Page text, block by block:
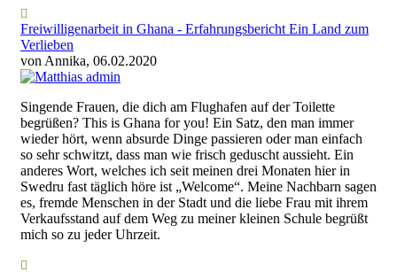
Freiwilligenarbeit in Ghana - Erfahrungsbericht Ein Land zum
Verlieben
von Annika, 06.02.2020
Singende Frauen, die dich am Flughafen auf der Toilette
begrüßen? This is Ghana for you! Ein Satz, den man immer
wieder hört, wenn absurde Dinge passieren oder man einfach
so sehr schwitzt, dass man wie frisch geduscht aussieht. Ein
anderes Wort, welches ich seit meinen drei Monaten hier in
Swedru fast täglich höre ist „Welcome“. Meine Nachbarn sagen
es, fremde Menschen in der Stadt und die liebe Frau mit ihrem
Verkaufsstand auf dem Weg zu meiner kleinen Schule begrüßt
mich so zu jeder Uhrzeit.